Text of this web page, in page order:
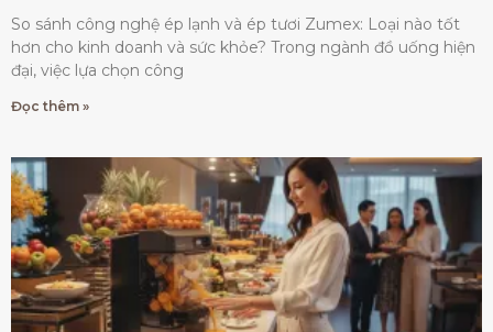
So sánh công nghệ ép lạnh và ép tươi Zumex: Loại nào tốt
hơn cho kinh doanh và sức khỏe? Trong ngành đồ uống hiện
đại, việc lựa chọn công
Đọc thêm »